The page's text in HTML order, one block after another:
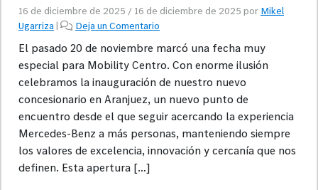
16 de diciembre de 2025 / 16 de diciembre de 2025 por Mikel
Ugarriza| Deja un Comentario
El pasado 20 de noviembre marcó una fecha muy
especial para Mobility Centro. Con enorme ilusión
celebramos la inauguración de nuestro nuevo
concesionario en Aranjuez, un nuevo punto de
encuentro desde el que seguir acercando la experiencia
Mercedes-Benz a más personas, manteniendo siempre
los valores de excelencia, innovación y cercanía que nos
definen. Esta apertura […]